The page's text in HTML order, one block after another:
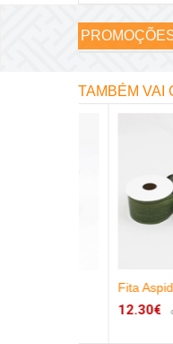
TAMBÉM VAI
Fita Aspidistra
12.30€ c/iva